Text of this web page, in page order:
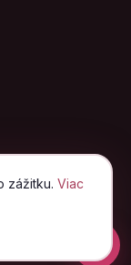
zážitku. Viac
vyhradené